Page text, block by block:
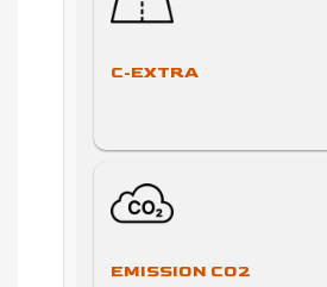
C-EXTRA
EMISSION CO2